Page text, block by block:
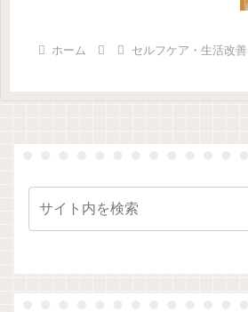
ホーム セルフケア・生活改善